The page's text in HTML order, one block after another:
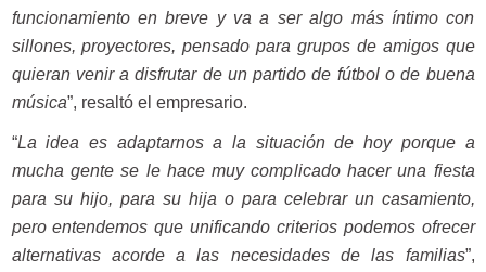
funcionamiento en breve y va a ser algo más íntimo con
sillones, proyectores, pensado para grupos de amigos que
quieran venir a disfrutar de un partido de fútbol o de buena
música”, resaltó el empresario.
“La idea es adaptarnos a la situación de hoy porque a
mucha gente se le hace muy complicado hacer una fiesta
para su hijo, para su hija o para celebrar un casamiento,
pero entendemos que unificando criterios podemos ofrecer
alternativas acorde a las necesidades de las familias”,